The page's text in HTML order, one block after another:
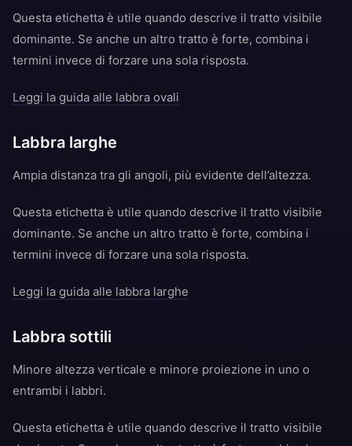
Questa etichetta è utile quando descrive il tratto visibile
dominante. Se anche un altro tratto è forte, combina i
termini invece di forzare una sola risposta.
Leggi la guida alle labbra ovali
Labbra larghe
Ampia distanza tra gli angoli, più evidente dell’altezza.
Questa etichetta è utile quando descrive il tratto visibile
dominante. Se anche un altro tratto è forte, combina i
termini invece di forzare una sola risposta.
Leggi la guida alle labbra larghe
Labbra sottili
Minore altezza verticale e minore proiezione in uno o
entrambi i labbri.
Questa etichetta è utile quando descrive il tratto visibile